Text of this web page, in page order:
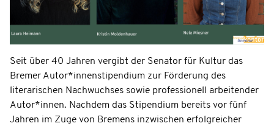
Seit über 40 Jahren vergibt der Senator für Kultur das
Bremer Autor*innenstipendium zur Förderung des
literarischen Nachwuchses sowie professionell arbeitender
Autor*innen. Nachdem das Stipendium bereits vor fünf
Jahren im Zuge von Bremens inzwischen erfolgreicher